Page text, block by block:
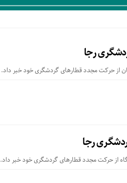
رجا
از حركت مجدد قطارهای گردشگری خود خبر داد.
رجا
از حرکت مجدد قطارهای گردشگری خود خبر داد.